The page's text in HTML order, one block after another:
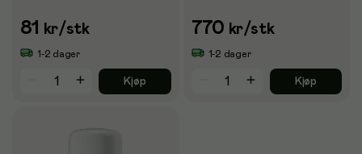
81 kr/stk
1-2 dager
Kjøp
770 kr/stk
1-2 dager
Kjøp